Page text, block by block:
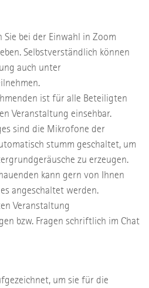
bei der Einwahl in Zoom
Selbstverständlich können
auch unter
ist für alle Beteiligten
Veranstaltung einsehbar.
sind die Mikrofone der
stumm geschaltet, um
zu erzeugen.
kann gern von Ihnen
angeschaltet werden.
Veranstaltung
bzw. Fragen schriftlich im Chat
um sie für die